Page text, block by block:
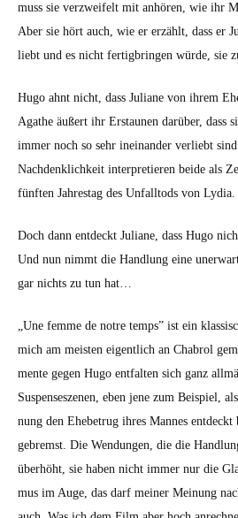
muss sie verzweifelt mit anhören, wie ihr
Aber sie hört auch, wie er erzählt, dass er
liebt und es nicht fer­tig­brin­gen würde, sie
Hugo ahnt nicht, dass Juliane von ihrem
Agathe äußert ihr Erstaunen darüber, dass
immer noch so sehr ineinan­der ver­liebt
Nach­den­klichkeit inter­pretieren bei­de als
fün­ften Jahrestag des Unfall­tods von Lydia.
Doch dann ent­deckt Juliane, dass Hugo
Und nun nimmt die Hand­lung eine
gar nichts zu tun hat…
„Une femme de notre temps” ist ein
mich am meis­ten eigentlich an Chabrol
mente gegen Hugo ent­fal­ten sich ganz
Sus­pens­eszenen, eben jene zum Beispiel,
nung den Ehe­be­trug ihres Mannes
gebremst. Die Wen­dun­gen, die die
über­höht, sie haben nicht immer nur die
mus im Auge, das darf mein­er Mei­n­ung